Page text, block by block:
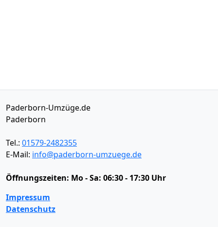
Paderborn-Umzüge.de
Paderborn
Tel.: 01579-2482355
E-Mail: info@paderborn-umzuege.de
Öffnungszeiten: Mo - Sa: 06:30 - 17:30 Uhr
Impressum
Datenschutz